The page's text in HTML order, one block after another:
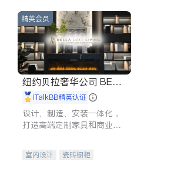
精英会员
纽约贝拉奢华公司 BELL
A LUXE
iTalkBB精英认证
设计、制造、安装一体化，
打造高端定制家具和商业空
室内设计
瓷砖橱柜